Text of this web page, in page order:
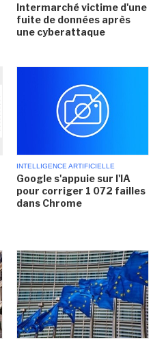
Intermarché victime d'une
fuite de données après
une cyberattaque
INTELLIGENCE ARTIFICIELLE
Google s'appuie sur l'IA
pour corriger 1 072 failles
dans Chrome